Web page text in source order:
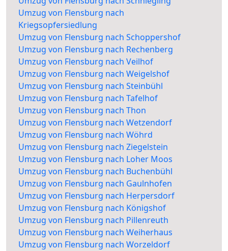
Umzug von Flensburg nach
Kriegsopfersiedlung
Umzug von Flensburg nach Schoppershof
Umzug von Flensburg nach Rechenberg
Umzug von Flensburg nach Veilhof
Umzug von Flensburg nach Weigelshof
Umzug von Flensburg nach Steinbühl
Umzug von Flensburg nach Tafelhof
Umzug von Flensburg nach Thon
Umzug von Flensburg nach Wetzendorf
Umzug von Flensburg nach Wöhrd
Umzug von Flensburg nach Ziegelstein
Umzug von Flensburg nach Loher Moos
Umzug von Flensburg nach Buchenbühl
Umzug von Flensburg nach Gaulnhofen
Umzug von Flensburg nach Herpersdorf
Umzug von Flensburg nach Königshof
Umzug von Flensburg nach Pillenreuth
Umzug von Flensburg nach Weiherhaus
Umzug von Flensburg nach Worzeldorf